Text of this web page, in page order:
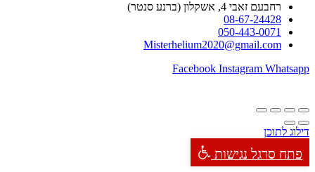
רחבעם זאבי 4, אשקלון (ברנע סנטר)
08-67-24428
050-443-0071
Misterhelium2020@gmail.com
Facebook Instagram Whatsapp
דילוג לתוכן
פתח סרגל נגישות